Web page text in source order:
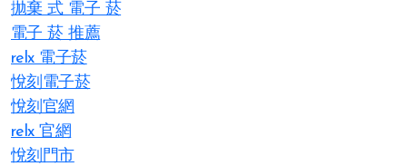
拋棄 式 電子 菸​
電子 菸 推薦
relx 電子菸
悅刻電子菸
悅刻官網
relx 官網
悅刻門市